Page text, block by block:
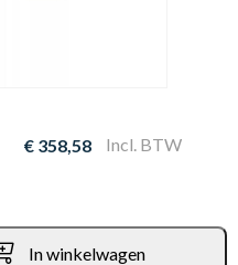
€ 358,58 Incl. BTW
In winkelwagen